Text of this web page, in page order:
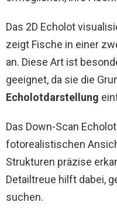
Das 2D Echolot
zeigt Fische in einer
an. Diese Art ist
geeignet, da sie die
Echolotdarstellung
Das Down-Scan
fotorealistischen
Strukturen präzise
Detailtreue hilft dabei,
suchen.